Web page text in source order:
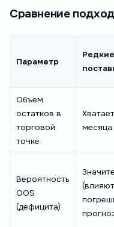
Сравнение
Параметр
Объем
остатков в
торговой
точке
месяца
Вероятность
OOS
(дефицита)
(влияют